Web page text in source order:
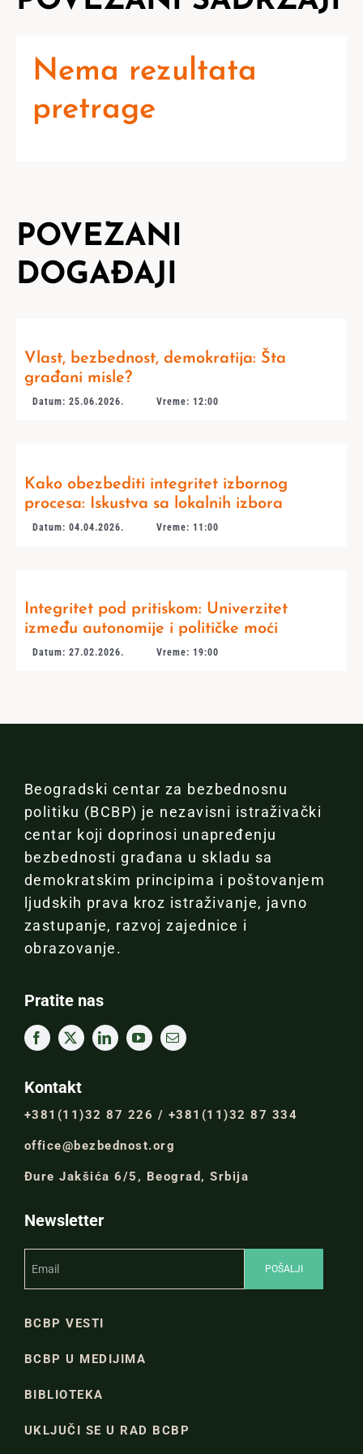
Nema rezultata
pretrage
POVEZANI
DOGAĐAJI
Vlast, bezbednost, demokratija: Šta
građani misle?
Datum: 25.06.2026. Vreme: 12:00
Kako obezbediti integritet izbornog
procesa: Iskustva sa lokalnih izbora
Datum: 04.04.2026. Vreme: 11:00
Integritet pod pritiskom: Univerzitet
između autonomije i političke moći
Datum: 27.02.2026. Vreme: 19:00
Beogradski centar za bezbednosnu
politiku (BCBP) je nezavisni istraživački
centar koji doprinosi unapređenju
bezbednosti građana u skladu sa
demokratskim principima i poštovanjem
ljudskih prava kroz istraživanje, javno
zastupanje, razvoj zajednice i
obrazovanje.
Pratite nas
Kontakt
+381(11)32 87 226 / +381(11)32 87 334
office@bezbednost.org
Đure Jakšića 6/5, Beograd, Srbija
Newsletter
BCBP VESTI
BCBP U MEDIJIMA
BIBLIOTEKA
UKLJUČI SE U RAD BCBP